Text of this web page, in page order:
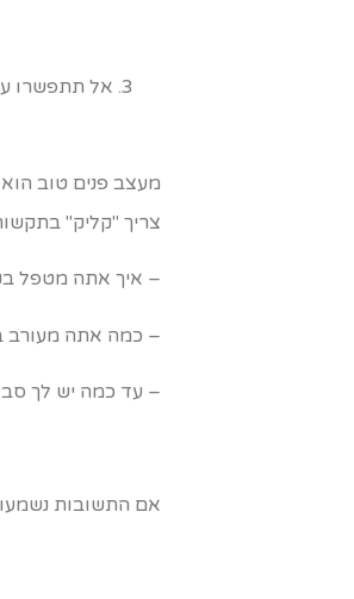
אל תתפשרו
מעצב פנים טוב
צריך "קליק"
– איך אתה מטפל
– כמה אתה מעורב
– עד כמה יש לך
אם התשובות